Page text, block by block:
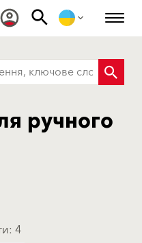
ручного
4